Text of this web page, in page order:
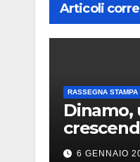
Articoli
RASSEGNA
Dinamo,
6 GENNAIO